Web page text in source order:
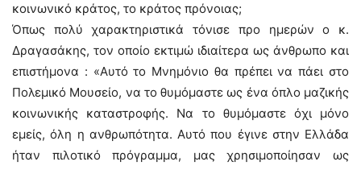
κοινωνικό κράτος, το κράτος πρόνοιας;
Όπως πολύ χαρακτηριστικά τόνισε προ ημερών ο κ.
Δραγασάκης, τον οποίο εκτιμώ ιδιαίτερα ως άνθρωπο και
επιστήμονα : «Aυτό το Μνημόνιο θα πρέπει να πάει στο
Πολεμικό Μουσείο, να το θυμόμαστε ως ένα όπλο μαζικής
κοινωνικής καταστροφής. Να το θυμόμαστε όχι μόνο
εμείς, όλη η ανθρωπότητα. Αυτό που έγινε στην Ελλάδα
ήταν πιλοτικό πρόγραμμα, μας χρησιμοποίησαν ως